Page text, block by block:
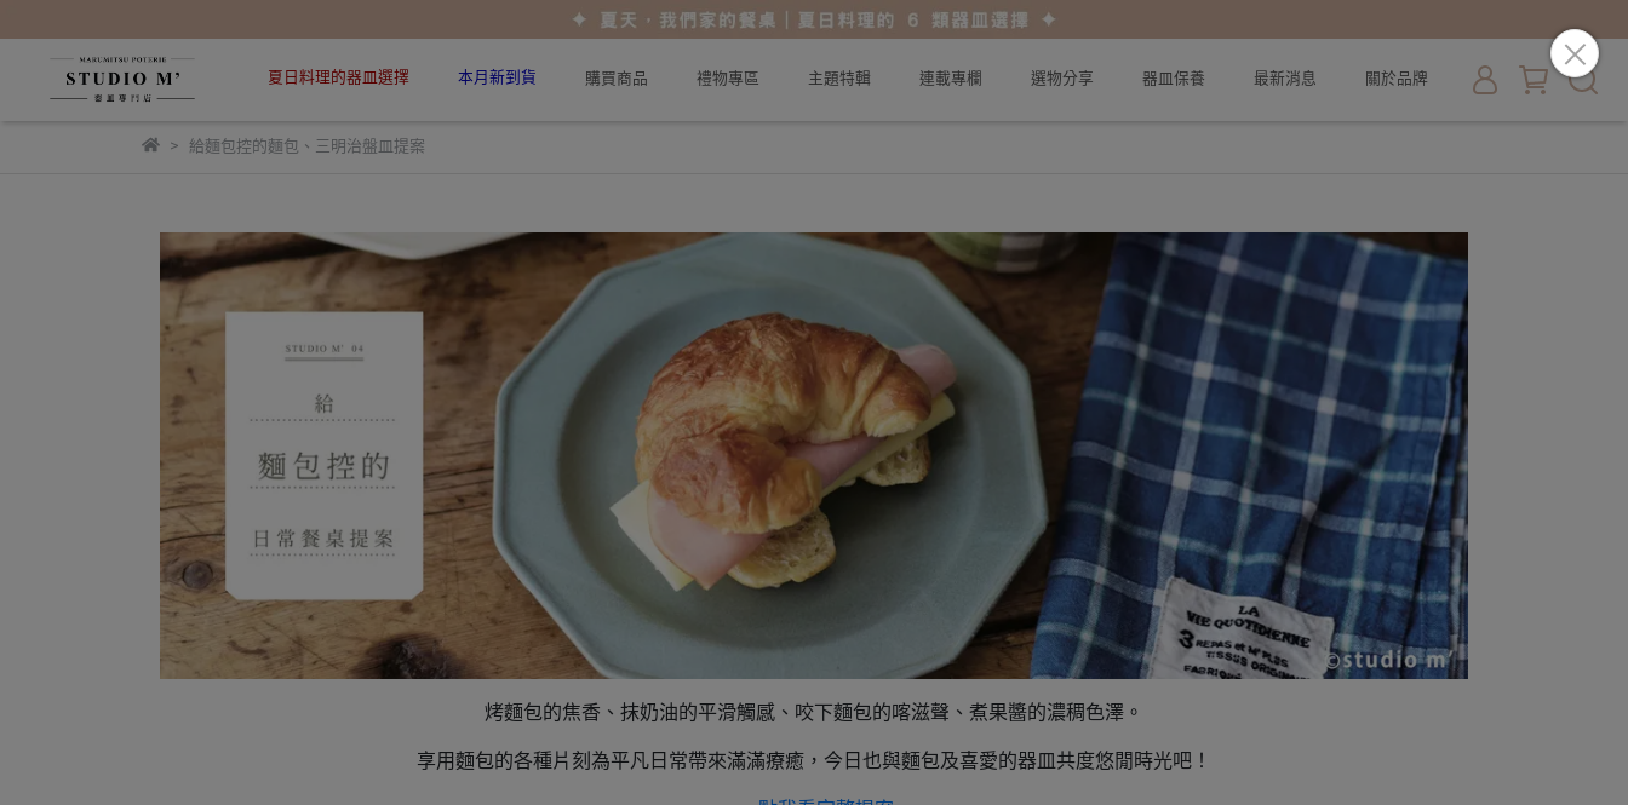
夏日料理的器皿選擇 本月新到貨 購買商品 禮物專區 主題特輯 連載專欄 選物分享 器皿保養 最新消息 關於品牌
給麵包控的麵包、三明治盤皿提案
烤麵包的焦香、抹奶油的平滑觸感、咬下麵包的喀滋聲、煮果醬的濃稠色澤。
享用麵包的各種片刻為平凡日常帶來滿滿療癒，今日也與麵包及喜愛的器皿共度悠閒時光吧！